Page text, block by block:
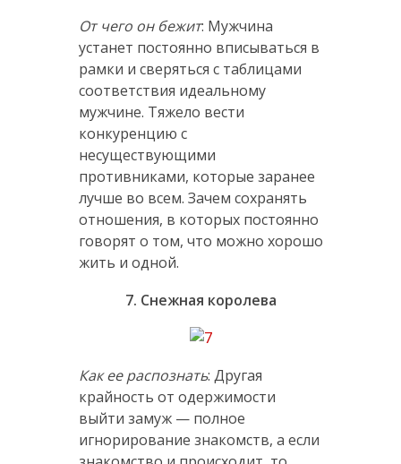
От чего он бежит: Мужчина
устанет постоянно вписываться в
рамки и сверяться с таблицами
соответствия идеальному
мужчине. Тяжело вести
конкуренцию с
несуществующими
противниками, которые заранее
лучше во всем. Зачем сохранять
отношения, в которых постоянно
говорят о том, что можно хорошо
жить и одной.
7. Снежная королева
Как ее распознать: Другая
крайность от одержимости
выйти замуж — полное
игнорирование знакомств, а если